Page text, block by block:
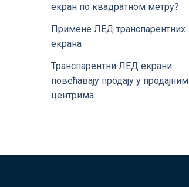
екран по квадратном метру?
Примене ЛЕД транспарентних
екрана
Транспарентни ЛЕД екрани
повећавају продају у продајним
центрима